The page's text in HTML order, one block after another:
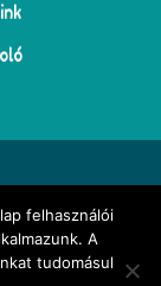
| Az
munkái |
felhasználói
A
tudomásul